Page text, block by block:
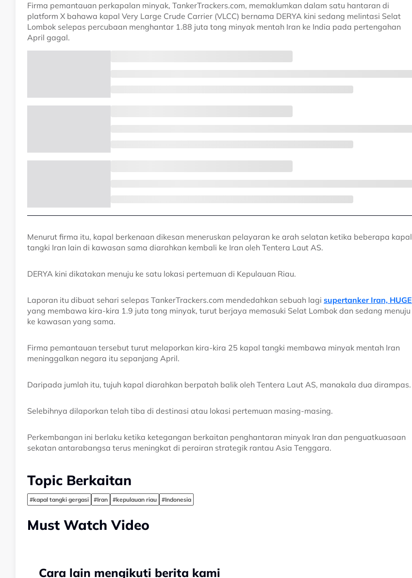
Firma pemantauan perkapalan minyak, TankerTrackers.com, memaklumkan dalam satu hantaran di
platform X bahawa kapal Very Large Crude Carrier (VLCC) bernama DERYA kini sedang melintasi Selat
Lombok selepas percubaan menghantar 1.88 juta tong minyak mentah Iran ke India pada pertengahan
April gagal.
Menurut firma itu, kapal berkenaan dikesan meneruskan pelayaran ke arah selatan ketika beberapa kapal
tangki Iran lain di kawasan sama diarahkan kembali ke Iran oleh Tentera Laut AS.
DERYA kini dikatakan menuju ke satu lokasi pertemuan di Kepulauan Riau.
Laporan itu dibuat sehari selepas TankerTrackers.com mendedahkan sebuah lagi supertanker Iran, HUGE
yang membawa kira-kira 1.9 juta tong minyak, turut berjaya memasuki Selat Lombok dan sedang menuju
ke kawasan yang sama.
Firma pemantauan tersebut turut melaporkan kira-kira 25 kapal tangki membawa minyak mentah Iran
meninggalkan negara itu sepanjang April.
Daripada jumlah itu, tujuh kapal diarahkan berpatah balik oleh Tentera Laut AS, manakala dua dirampas.
Selebihnya dilaporkan telah tiba di destinasi atau lokasi pertemuan masing-masing.
Perkembangan ini berlaku ketika ketegangan berkaitan penghantaran minyak Iran dan penguatkuasaan
sekatan antarabangsa terus meningkat di perairan strategik rantau Asia Tenggara.
Topic Berkaitan
#kapal tangki gergasi #Iran #kepulauan riau #Indonesia
Must Watch Video
Cara lain mengikuti berita kami